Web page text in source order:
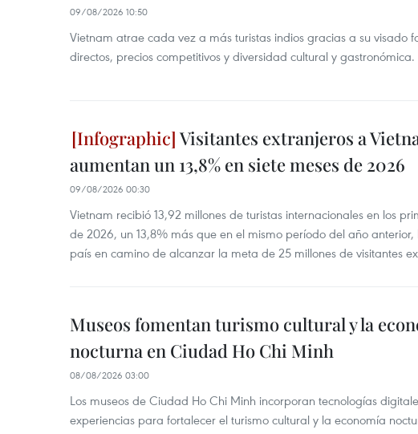
09/08/2026 10:50
Vietnam atrae cada vez a más turistas indios gracias a su visado
directos, precios competitivos y diversidad cultural y gastronómica.
Visitantes extranjeros a
aumentan un 13,8% en siete meses de 2026
09/08/2026 00:30
Vietnam recibió 13,92 millones de turistas internacionales en los
de 2026, un 13,8% más que en el mismo período del año
país en camino de alcanzar la meta de 25 millones de visitantes
Museos fomentan turismo cultural y la
nocturna en Ciudad Ho Chi Minh
08/08/2026 03:00
Los museos de Ciudad Ho Chi Minh incorporan tecnologías
experiencias para fortalecer el turismo cultural y la economía